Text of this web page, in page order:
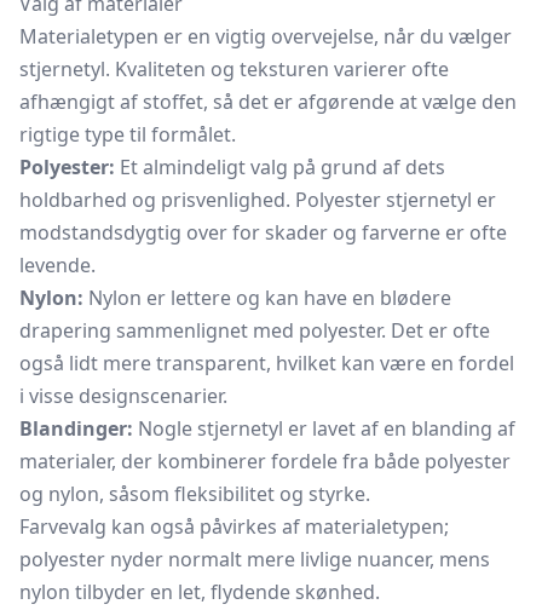
Materialetypen er en vigtig overvejelse, når du vælger
stjernetyl. Kvaliteten og teksturen varierer ofte
afhængigt af stoffet, så det er afgørende at vælge den
rigtige type til formålet.
Polyester: Et almindeligt valg på grund af dets
holdbarhed og prisvenlighed. Polyester stjernetyl er
modstandsdygtig over for skader og farverne er ofte
levende.
Nylon: Nylon er lettere og kan have en blødere
drapering sammenlignet med polyester. Det er ofte
også lidt mere transparent, hvilket kan være en fordel
i visse designscenarier.
Blandinger: Nogle stjernetyl er lavet af en blanding af
materialer, der kombinerer fordele fra både polyester
og nylon, såsom fleksibilitet og styrke.
Farvevalg kan også påvirkes af materialetypen;
polyester nyder normalt mere livlige nuancer, mens
nylon tilbyder en let, flydende skønhed.